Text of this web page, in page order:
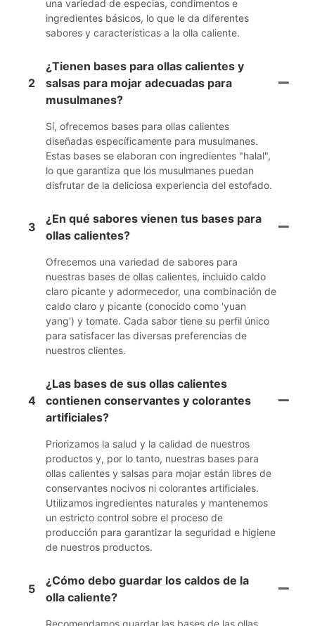
una variedad de especias, condimentos e
ingredientes básicos, lo que le da diferentes
sabores y características a la olla caliente.
2
¿Tienen bases para ollas calientes y
salsas para mojar adecuadas para
musulmanes?
Sí, ofrecemos bases para ollas calientes
diseñadas específicamente para musulmanes.
Estas bases se elaboran con ingredientes "halal",
lo que garantiza que los musulmanes puedan
disfrutar de la deliciosa experiencia del estofado.
3
¿En qué sabores vienen tus bases para
ollas calientes?
Ofrecemos una variedad de sabores para
nuestras bases de ollas calientes, incluido caldo
claro picante y adormecedor, una combinación de
caldo claro y picante (conocido como 'yuan
yang') y tomate. Cada sabor tiene su perfil único
para satisfacer las diversas preferencias de
nuestros clientes.
4
¿Las bases de sus ollas calientes
contienen conservantes y colorantes
artificiales?
Priorizamos la salud y la calidad de nuestros
productos y, por lo tanto, nuestras bases para
ollas calientes y salsas para mojar están libres de
conservantes nocivos ni colorantes artificiales.
Utilizamos ingredientes naturales y mantenemos
un estricto control sobre el proceso de
producción para garantizar la seguridad e higiene
de nuestros productos.
5
¿Cómo debo guardar los caldos de la
olla caliente?
Recomendamos guardar las bases de las ollas